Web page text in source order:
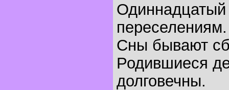
Одиннадцатый
переселениям.
Сны бывают
Родившиеся
долговечны.